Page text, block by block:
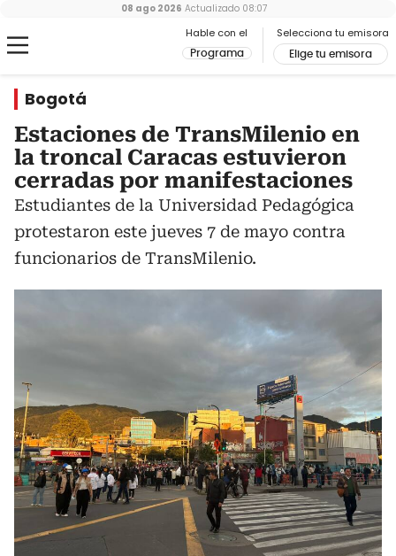
Hable con el
Programa
Selecciona tu emisora
Elige tu emisora
08 ago 2026 Actualizado 08:07
Bogotá
Estaciones de TransMilenio en
la troncal Caracas estuvieron
cerradas por manifestaciones
Estudiantes de la Universidad Pedagógica
protestaron este jueves 7 de mayo contra
funcionarios de TransMilenio.